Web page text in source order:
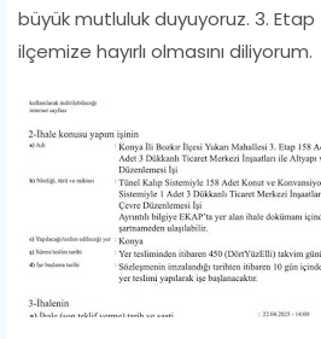
büyük mutluluk duyuyoruz. 3. Etap
ilçemize hayırlı olmasını diliyorum.